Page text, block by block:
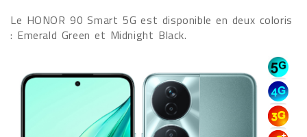
Le HONOR 90 Smart 5G est disponible en deux coloris
: Emerald Green et Midnight Black.